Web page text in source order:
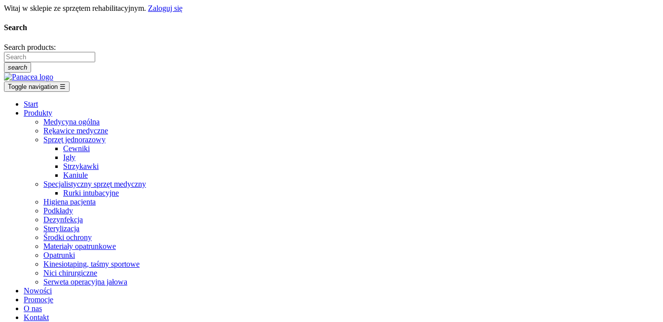
Witaj w sklepie ze sprzętem rehabilitacyjnym. Zaloguj się
Search
Search products:
search
Toggle navigation ☰
Start
Produkty
Medycyna ogólna
Rękawice medyczne
Sprzęt jednorazowy
Cewniki
Igły
Strzykawki
Kaniule
Specjalistyczny sprzęt medyczny
Rurki intubacyjne
Higiena pacjenta
Podkłady
Dezynfekcja
Sterylizacja
Środki ochrony
Materiały opatrunkowe
Opatrunki
Kinesiotaping, taśmy sportowe
Nici chirurgiczne
Serweta operacyjna jałowa
Nowości
Promocje
O nas
Kontakt